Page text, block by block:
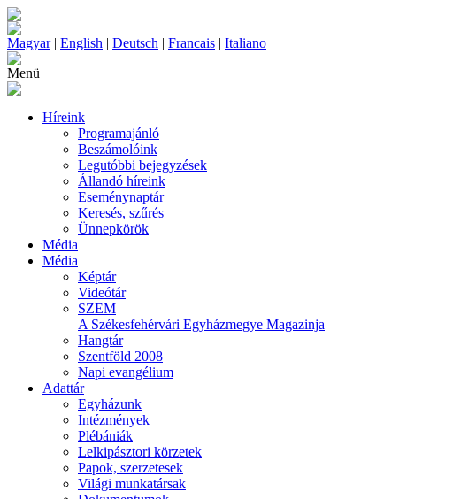
Magyar| English | Deutsch | Francais | Italiano
Menü
Híreink
Programajánló
Beszámolóink
Legutóbbi bejegyzések
Állandó híreink
Eseménynaptár
Keresés, szűrés
Ünnepkörök
Média
Média
Képtár
Videótár
SZEM
A Székesfehérvári Egyházmegye Magazinja
Hangtár
Szentföld 2008
Napi evangélium
Adattár
Egyházunk
Intézmények
Plébániák
Lelkipásztori körzetek
Papok, szerzetesek
Világi munkatársak